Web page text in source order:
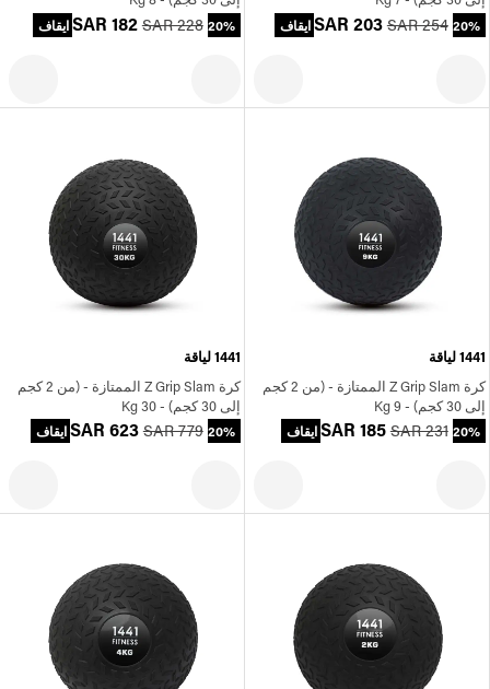
SAR 203 SAR 254 20% ايقاف SAR 182 SAR 228 20% ايقاف
1441 لياقة
كرة Z Grip Slam الممتازة - (من 2 كجم
إلى 30 كجم) - 9 Kg
SAR 185 SAR 231 20% ايقاف
1441 لياقة
كرة Z Grip Slam الممتازة - (من 2 كجم
إلى 30 كجم) - 30 Kg
SAR 623 SAR 779 20% ايقاف